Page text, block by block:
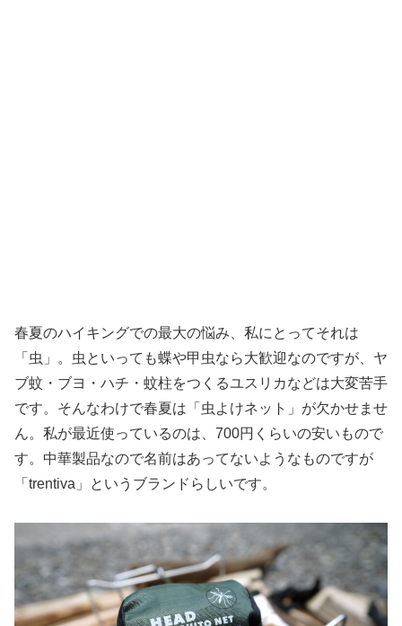
春夏のハイキングでの最大の悩み、私にとってそれは
「虫」。虫といっても蝶や甲虫なら大歓迎なのですが、ヤ
ブ蚊・ブヨ・ハチ・蚊柱をつくるユスリカなどは大変苦手
です。そんなわけで春夏は「虫よけネット」が欠かせませ
ん。私が最近使っているのは、700円くらいの安いもので
す。中華製品なので名前はあってないようなものですが
「trentiva」というブランドらしいです。